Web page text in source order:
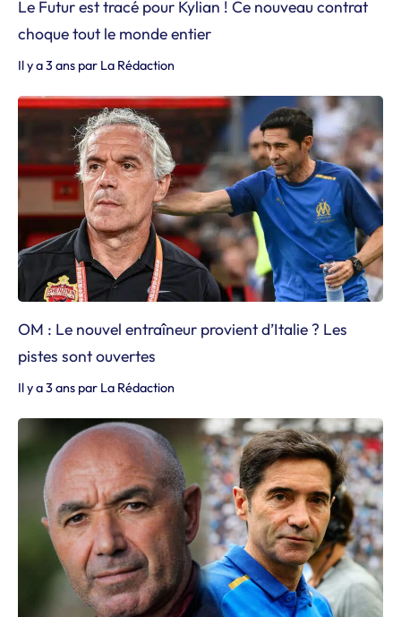
Le Futur est tracé pour Kylian ! Ce nouveau contrat
choque tout le monde entier
Il y a 3 ans par La Rédaction
OM : Le nouvel entraîneur provient d’Italie ? Les
pistes sont ouvertes
Il y a 3 ans par La Rédaction